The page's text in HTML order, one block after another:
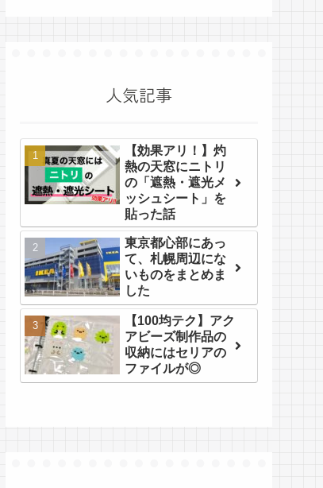
人気記事
【効果アリ！】灼
熱の天窓にニトリ
の「遮熱・遮光メ
ッシュシート」を
貼った話
東京都心部にあっ
て、札幌周辺にな
いものをまとめま
した
【100均テク】アク
アビーズ制作品の
収納にはセリアの
ファイルが◎